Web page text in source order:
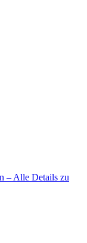
– Alle Details zu